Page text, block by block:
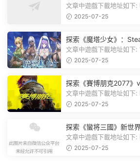
plete Edition正式發布！
文章中遊戲下載地址如下: 嘿，看這裏！想要加入
遊戲資源分享群，就點文
2025-07-25
探索《魔塔少女》：
棋，戰鬥與策略的雙重
文章中遊戲下載地址如下: “這樣一來，你就能天天
2025-07-25
探索《賽博朋克2077》
市，感受未來世界的震
文章中遊戲下載地址如下: 嘿，看這裏！文章最後
有個圖片，點一下就能加
2025-07-25
探索《蠻将三國》新世
赴手遊盛宴！
文章中遊戲下載地址如下: 輕輕一點，就能看到原
文。 滑動一下屏幕，就能
2025-07-25